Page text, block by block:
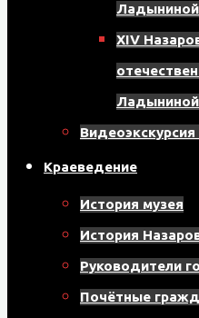
Ладыниной
XIV
Ладыниной
Краеведение
История музея
История
Руководители
Почётные